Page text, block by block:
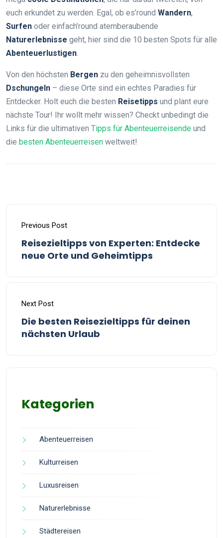
euch erkundet zu werden. Egal, ob es’round Wandern,
Surfen oder einfach’round atemberaubende
Naturerlebnisse geht, hier sind die 10 besten Spots für alle
Abenteuerlustigen.
Von den höchsten Bergen zu den geheimnisvollsten
Dschungeln – diese Orte sind ein echtes Paradies für
Entdecker. Holt euch die besten Reisetipps und plant eure
nächste Tour! Ihr wollt mehr wissen? Checkt unbedingt die
Links für die ultimativen Tipps für Abenteuerreisende und
die besten Abenteuerreisen weltweit!
Previous Post
Reisezieltipps von Experten: Entdecke
neue Orte und Geheimtipps
Next Post
Die besten Reisezieltipps für deinen
nächsten Urlaub
Kategorien
Abenteuerreisen
Kulturreisen
Luxusreisen
Naturerlebnisse
Städtereisen